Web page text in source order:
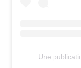
Une